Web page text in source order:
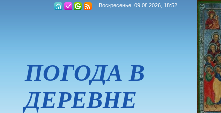
Воскресенье, 09.08.2026, 18:52
ПОГОДА В
ДЕРЕВНЕ